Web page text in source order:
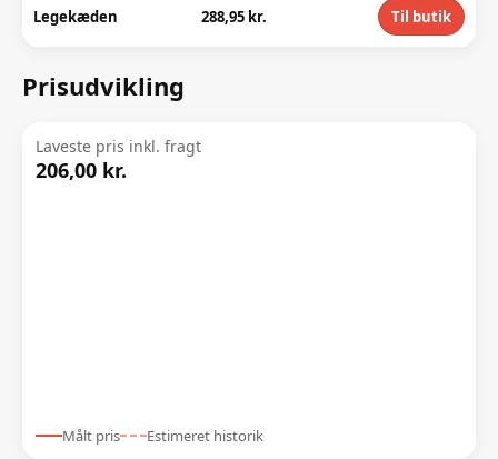
Legekæden 288,95 kr. Til butik
Prisudvikling
Laveste pris inkl. fragt
206,00 kr.
Målt pris Estimeret historik